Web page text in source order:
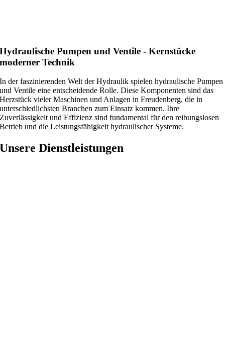
Hydraulische Pumpen und Ventile - Kernstücke
moderner Technik
In der faszinierenden Welt der Hydraulik spielen hydraulische Pumpen
und Ventile eine entscheidende Rolle. Diese Komponenten sind das
Herzstück vieler Maschinen und Anlagen in Freudenberg, die in
unterschiedlichsten Branchen zum Einsatz kommen. Ihre
Zuverlässigkeit und Effizienz sind fundamental für den reibungslosen
Betrieb und die Leistungsfähigkeit hydraulischer Systeme.
Unsere Dienstleistungen